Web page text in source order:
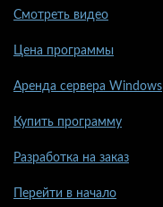
Смотреть видео
Цена программы
Аренда сервера Windows
Купить программу
Разработка на заказ
Перейти в начало